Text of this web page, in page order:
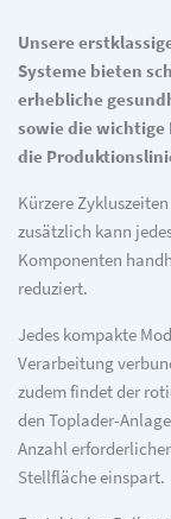
Unsere
Systeme bieten
erhebliche
sowie die
die
Kürzere
zusätzlich kann
Komponenten
reduziert.
Jedes kompakte
Verarbeitung
zudem findet der
den Toplader-
Anzahl
Stellfläche einspart.